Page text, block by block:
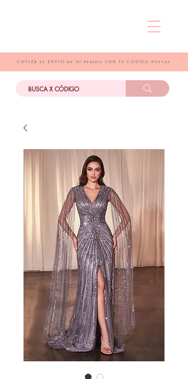
COTIZA el ENVIO de tu pedido CON TU CÓDIGo postal